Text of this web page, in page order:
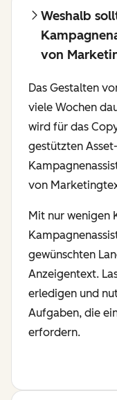
Weshalb
von
Das Gestalten
viele Wochen
wird für das
gestützten
von
Mit nur wenigen
gewünschten
Anzeigentext.
erledigen und
Aufgaben, die
erfordern.